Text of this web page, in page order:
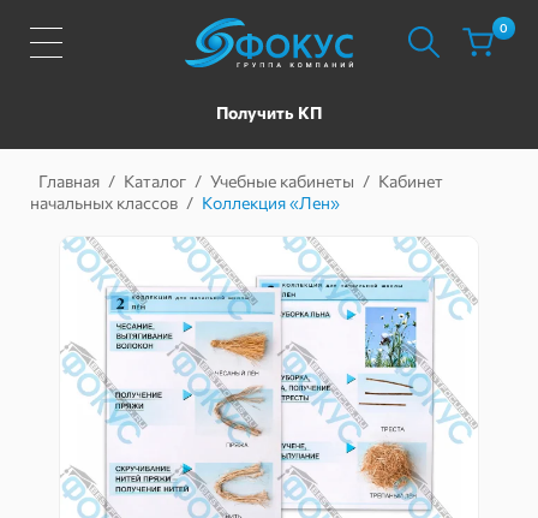
Получить КП
0
Главная / Каталог / Учебные кабинеты / Кабинет
начальных классов / Коллекция «Лен»